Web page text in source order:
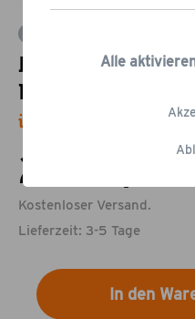
Nordic Design -
Küche
inkl. Built-In Grill
2.398,00
Kostenloser Versand.
Lieferzeit: 3-5 Tage
In den
Alle